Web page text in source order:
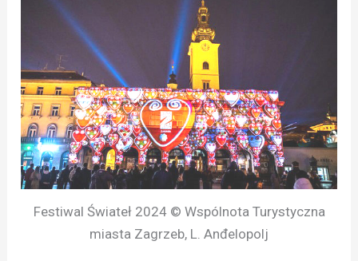
Festiwal Świateł 2024 © Wspólnota Turystyczna
miasta Zagrzeb, L. Anđelopolj